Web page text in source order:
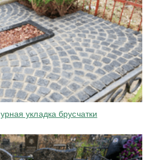
укладка брусчатки